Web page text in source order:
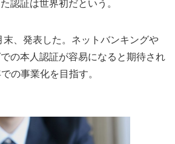
認証は世界初だという。
、発表した。ネットバンキングや
の本人認証が容易になると期待され
の事業化を目指す。